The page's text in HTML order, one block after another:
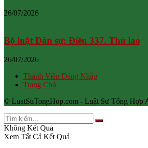
26/07/2026
Bộ luật Dân sự: Điều 337. Thù lao
26/07/2026
Thành Viên Đăng Nhập
Trang Chủ
© LuatSuTongHop.com - Luật Sư Tổng Hợp
Không Kết Quả
Xem Tất Cả Kết Quả